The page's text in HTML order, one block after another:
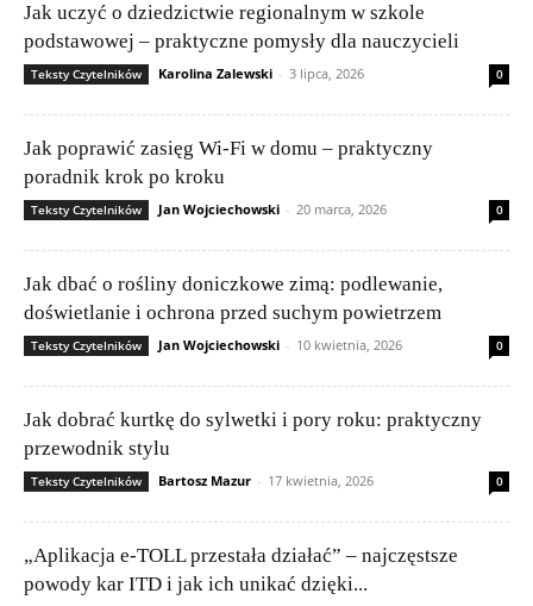
Jak uczyć o dziedzictwie regionalnym w szkole
podstawowej – praktyczne pomysły dla nauczycieli
Teksty Czytelników Karolina Zalewski - 3 lipca, 2026 0
Jak poprawić zasięg Wi‑Fi w domu – praktyczny
poradnik krok po kroku
Teksty Czytelników Jan Wojciechowski - 20 marca, 2026 0
Jak dbać o rośliny doniczkowe zimą: podlewanie,
doświetlanie i ochrona przed suchym powietrzem
Teksty Czytelników Jan Wojciechowski - 10 kwietnia, 2026 0
Jak dobrać kurtkę do sylwetki i pory roku: praktyczny
przewodnik stylu
Teksty Czytelników Bartosz Mazur - 17 kwietnia, 2026 0
„Aplikacja e-TOLL przestała działać” – najczęstsze
powody kar ITD i jak ich unikać dzięki...